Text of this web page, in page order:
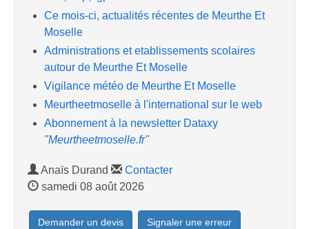
Ce mois-ci, actualités récentes de Meurthe Et
Moselle
Administrations et etablissements scolaires
autour de Meurthe Et Moselle
Vigilance météo de Meurthe Et Moselle
Meurtheetmoselle à l'international sur le web
Abonnement à la newsletter Dataxy
"Meurtheetmoselle.fr"
Anaïs Durand
Contacter
samedi 08 août 2026
Demander un devis Signaler une erreur